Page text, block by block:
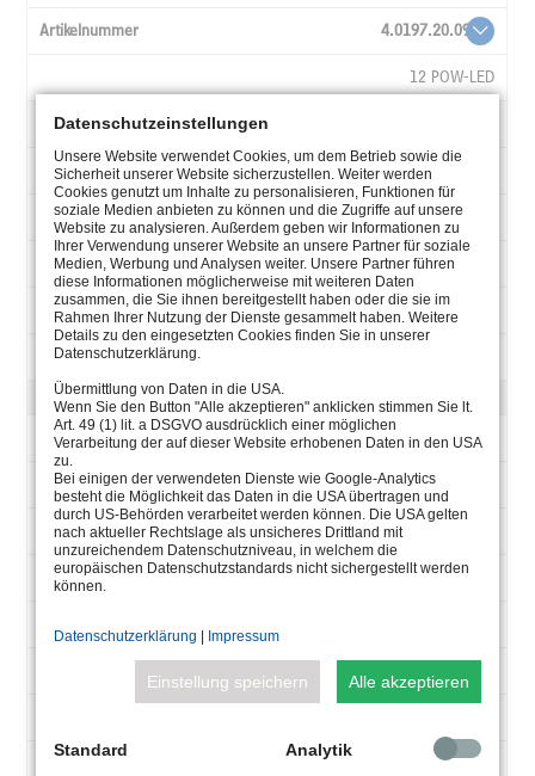
4.0197.20.09
12 POW-LED
all on 19 W
CC 350 mA
<40°C
30° medium
POW-LED 12 V-DC, KLARE GLASSCHEIBE
4.0197.20.61
12 POW-LED
6000K cold white
30° medium
Datenschutzeinstellungen
Unsere Website verwendet Cookies, um dem Betrieb sowie die
Sicherheit unserer Website sicherzustellen. Weiter werden
Cookies genutzt um Inhalte zu personalisieren, Funktionen für
soziale Medien anbieten zu können und die Zugriffe auf unsere
Website zu analysieren. Außerdem geben wir Informationen zu
Ihrer Verwendung unserer Website an unsere Partner für soziale
Medien, Werbung und Analysen weiter. Unsere Partner führen
diese Informationen möglicherweise mit weiteren Daten
zusammen, die Sie ihnen bereitgestellt haben oder die sie im
Rahmen Ihrer Nutzung der Dienste gesammelt haben. Weitere
Details zu den eingesetzten Cookies finden Sie in unserer
Datenschutzerklärung.
Übermittlung von Daten in die USA.
Wenn Sie den Button "Alle akzeptieren" anklicken stimmen Sie lt.
Art. 49 (1) lit. a DSGVO ausdrücklich einer möglichen
Verarbeitung der auf dieser Website erhobenen Daten in den USA
zu.
Bei einigen der verwendeten Dienste wie Google-Analytics
besteht die Möglichkeit das Daten in die USA übertragen und
durch US-Behörden verarbeitet werden können. Die USA gelten
nach aktueller Rechtslage als unsicheres Drittland mit
unzureichendem Datenschutzniveau, in welchem die
europäischen Datenschutzstandards nicht sichergestellt werden
können.
Datenschutzerklärung | Impressum
Einstellung speichern Alle akzeptieren
Standard Analytik